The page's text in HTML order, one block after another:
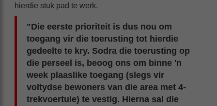
hierdie stuk pad te werk.
"Die eerste prioriteit is dus nou om
toegang vir die toerusting tot hierdie
gedeelte te kry. Sodra die toerusting op
die perseel is, beoog ons om binne 'n
week plaaslike toegang (slegs vir
voltydse bewoners van die area met 4-
trekvoertuie) te vestig. Hierna sal die